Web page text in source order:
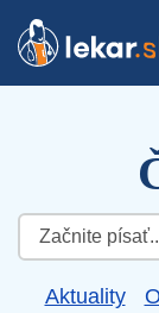
Hľadať:
Aktuality